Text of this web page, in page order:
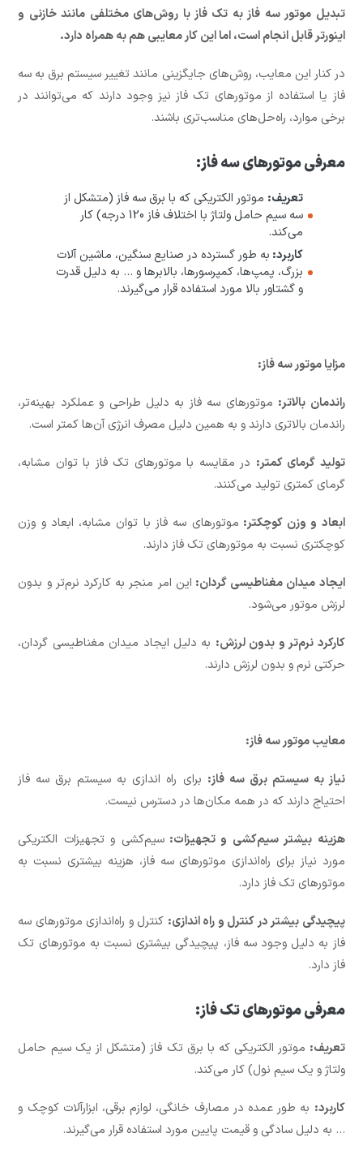
تبدیل موتور سه فاز به تک فاز با روش‌های مختلفی مانند خازنی و
اینورتر قابل انجام است، اما این کار معایبی هم به همراه دارد.
در کنار این معایب، روش‌های جایگزینی مانند تغییر سیستم برق به سه
فاز یا استفاده از موتورهای تک فاز نیز وجود دارند که می‌توانند در
برخی موارد، راه‌حل‌های مناسب‌تری باشند.
معرفی موتورهای سه فاز:
تعریف: موتور الکتریکی که با برق سه فاز (متشکل از
سه سیم حامل ولتاژ با اختلاف فاز 120 درجه) کار
می‌کند.
کاربرد: به طور گسترده در صنایع سنگین، ماشین آلات
بزرگ، پمپ‌ها، کمپرسورها، بالابرها و … به دلیل قدرت
و گشتاور بالا مورد استفاده قرار می‌گیرند.
مزایا موتور سه فاز:
راندمان بالاتر: موتورهای سه فاز به دلیل طراحی و عملکرد بهینه‌تر،
راندمان بالاتری دارند و به همین دلیل مصرف انرژی آن‌ها کمتر است.
تولید گرمای کمتر: در مقایسه با موتورهای تک فاز با توان مشابه،
گرمای کمتری تولید می‌کنند.
ابعاد و وزن کوچکتر: موتورهای سه فاز با توان مشابه، ابعاد و وزن
کوچکتری نسبت به موتورهای تک فاز دارند.
ایجاد میدان مغناطیسی گردان: این امر منجر به کارکرد نرم‌تر و بدون
لرزش موتور می‌شود.
کارکرد نرم‌تر و بدون لرزش: به دلیل ایجاد میدان مغناطیسی گردان،
حرکتی نرم و بدون لرزش دارند.
معایب موتور سه فاز:
نیاز به سیستم برق سه فاز: برای راه اندازی به سیستم برق سه فاز
احتیاج دارند که در همه مکان‌ها در دسترس نیست.
هزینه بیشتر سیم‌کشی و تجهیزات:سیم‌کشی و تجهیزات الکتریکی
مورد نیاز برای راه‌اندازی موتورهای سه فاز، هزینه بیشتری نسبت به
موتورهای تک فاز دارد.
پیچیدگی بیشتر در کنترل و راه اندازی: کنترل و راه‌اندازی موتورهای سه
فاز به دلیل وجود سه فاز، پیچیدگی بیشتری نسبت به موتورهای تک
فاز دارد.
معرفی موتورهای تک فاز:
تعریف: موتور الکتریکی که با برق تک فاز (متشکل از یک سیم حامل
ولتاژ و یک سیم نول) کار می‌کند.
کاربرد: به طور عمده در مصارف خانگی، لوازم برقی، ابزارآلات کوچک و
… به دلیل سادگی و قیمت پایین مورد استفاده قرار می‌گیرند.